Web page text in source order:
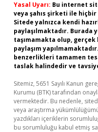
Yasal Uyarı: Bu internet
veya şahıs şirketi ile
Sitede yalnızca kendi
paylaşılmaktadır.
taşımamakta olup,
paylaşım
benzerlikleri tamamen
taslak halindedir ve
Sitemiz, 5651 Sayılı Kanun
Kurumu (BTK) tarafından
vermektedir. Bu nedenle,
veya araştırma
yazdıkları içeriklerin
bu sorumluluğu kabul etmiş